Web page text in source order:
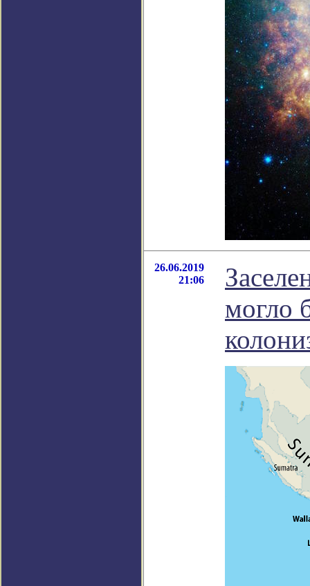
26.06.2019
21:06
могло